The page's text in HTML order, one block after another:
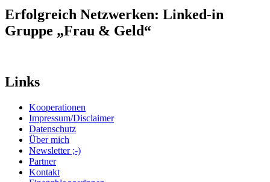
Erfolgreich Netzwerken: Linked-in
Gruppe „Frau & Geld“
Links
Kooperationen
Impressum/Disclaimer
Datenschutz
Über mich
Newsletter ;-)
Partner
Kontakt